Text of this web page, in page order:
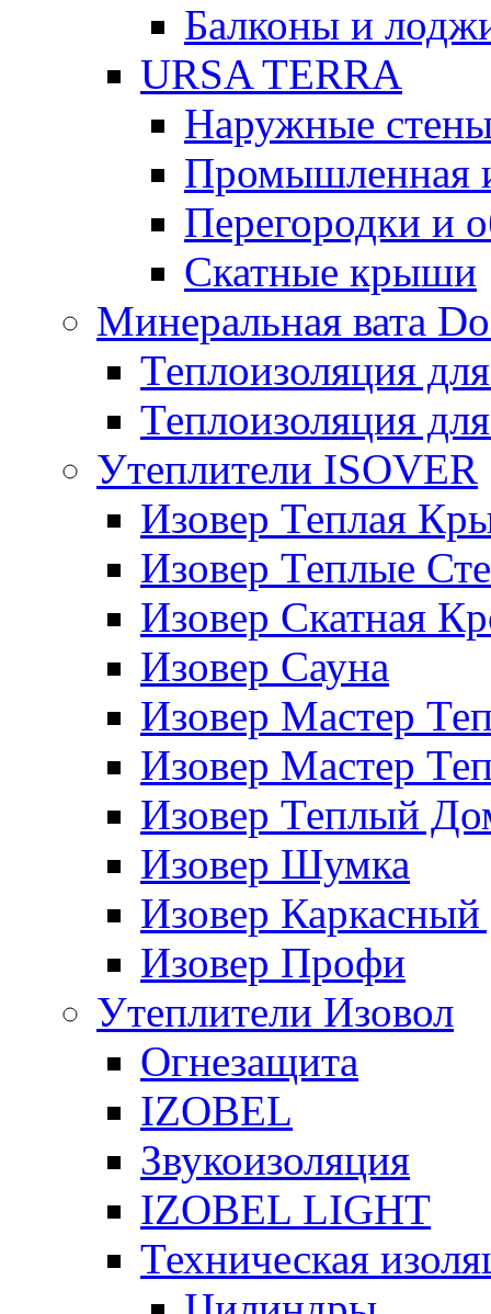
Балконы и
URSA TERRA
Наружные
Промышленная
Перегородки и
Скатные крыши
Минеральная вата
Теплоизоляция
Теплоизоляция
Утеплители ISOVER
Изовер Теплая
Изовер Теплые
Изовер Скатная
Изовер Сауна
Изовер Мастер
Изовер Мастер
Изовер Теплый
Изовер Шумка
Изовер
Изовер Профи
Утеплители Изовол
Огнезащита
IZOBEL
Звукоизоляция
IZOBEL LIGHT
Техническая